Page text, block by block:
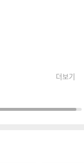
더보기